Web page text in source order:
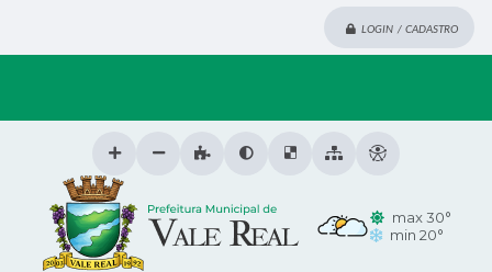
LOGIN / CADASTRO
max 30°
min 20°